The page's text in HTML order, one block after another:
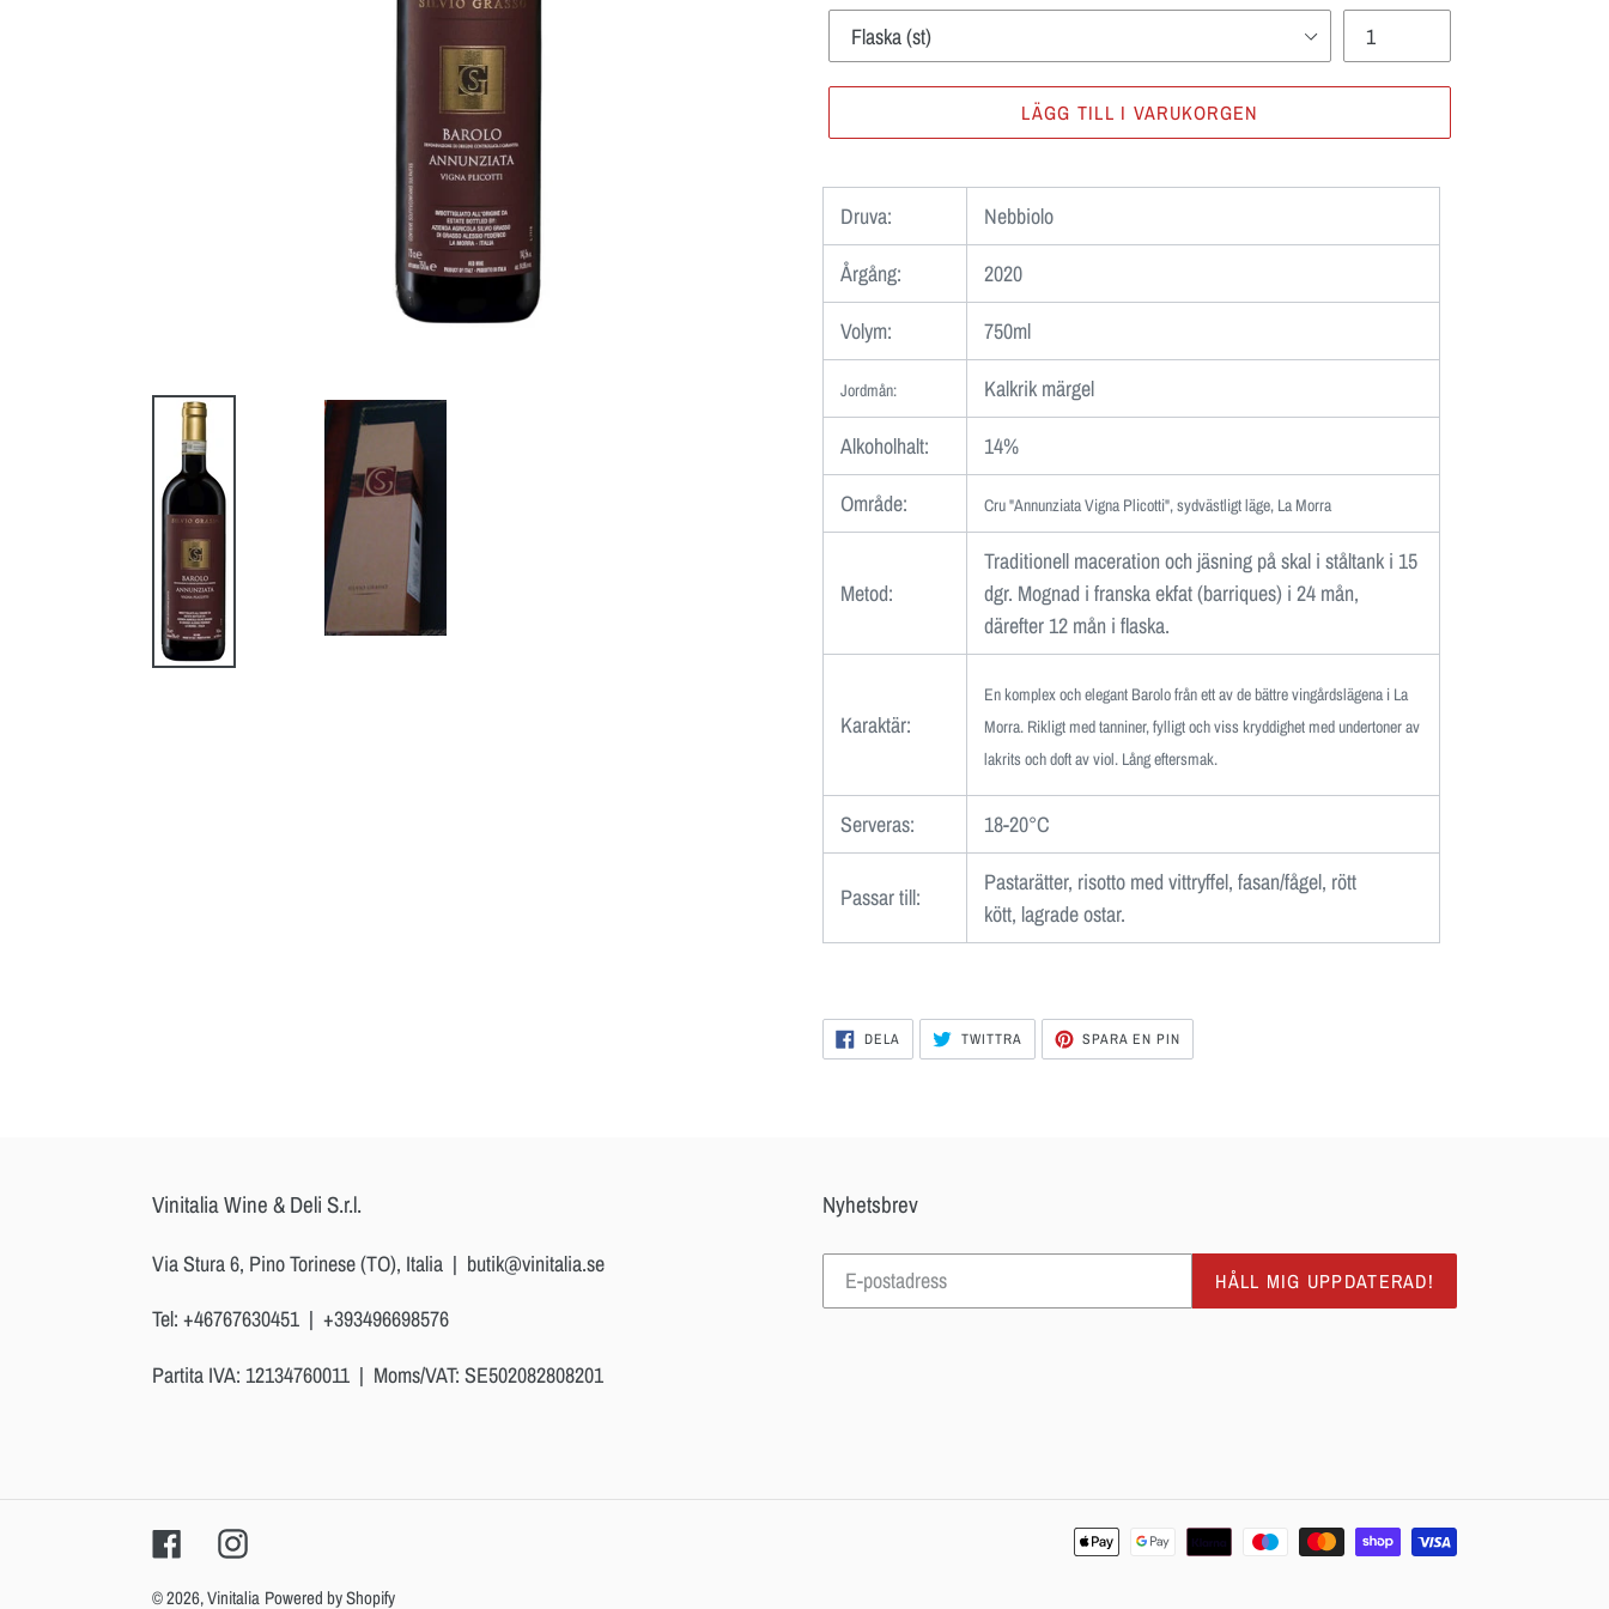
LÄGG TILL I VARUKORGEN
produkten
din
varukorg
Druva:
Nebbiolo
Årgång:
2020
Volym:
750ml
Jordmån:
Kalkrik märgel
Alkoholhalt:
14%
Område:
Cru "Annunziata Vigna Plicotti", sydvästligt läge, La Morra
Metod:
Traditionell maceration och jäsning på skal i ståltank i 15
dgr. Mognad i franska ekfat (barriques) i 24 mån,
därefter 12 mån i flaska.
Karaktär:
En komplex och elegant Barolofrån ett av de bättre vingårdslägena i La
Morra. Rikligt med tanniner, fylligt ochviss kryddighet med undertoner av
lakrits och doft av viol. Lång eftersmak.
Serveras: 18-20°C
Passar till:
Pastarätter, risotto med vittryffel, fasan/fågel, rött
kött, lagrade ostar.
DELA DELA
PÅ
FACEBOOK
TWITTRA DELA
PÅ
TWITTER
SPARA EN PIN
PIN
Vinitalia Wine & Deli S.r.l.
Via Stura 6, Pino Torinese (TO), Italia | butik@vinitalia.se
Tel: +46767630451 | +393496698576
Partita IVA: 12134760011 | Moms/VAT: SE502082808201
Nyhetsbrev
HÅLL MIG UPPDATERAD!
FacebookInstagram Betalningsmetoder
© 2026,Vinitalia Powered by Shopify